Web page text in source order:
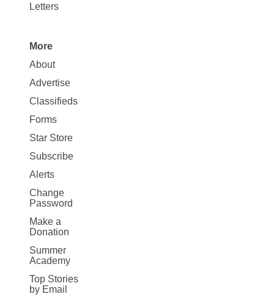
Letters
Site
Map
More
More
About
Advertise
Classifieds
Forms
Star Store
Subscribe
Alerts
Change
Password
Make a
Donation
Summer
Academy
Top Stories
by Email